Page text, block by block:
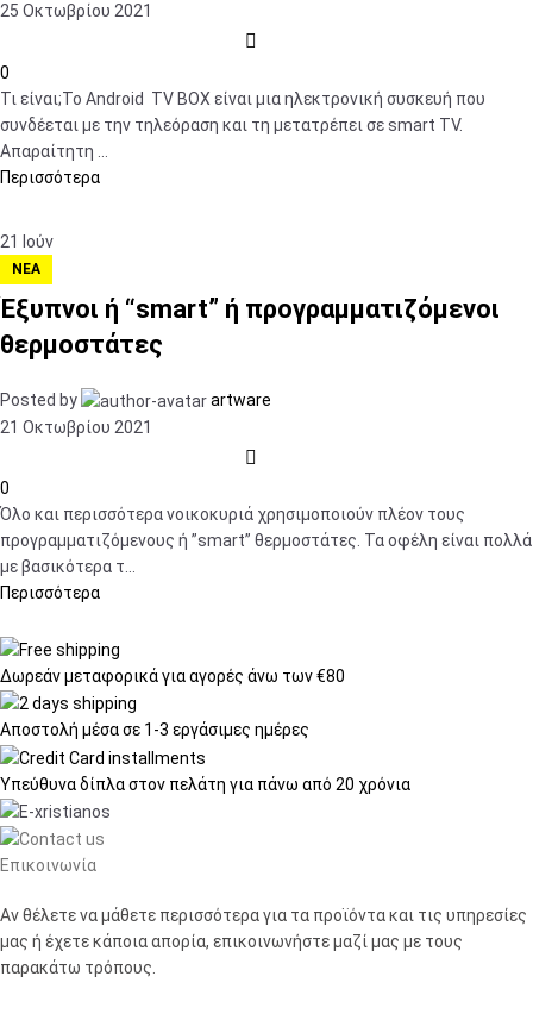
25 Οκτωβρίου 2021
0
Τι είναι;Το Android TV BOX είναι μια ηλεκτρονική συσκευή που
συνδέεται με την τηλεόραση και τη μετατρέπει σε smart TV.
Απαραίτητη ...
Περισσότερα
21 Ιούν
ΝΈΑ
Έξυπνοι ή “smart” ή προγραμματιζόμενοι
θερμοστάτες
Posted by
artware
21 Οκτωβρίου 2021
0
Όλο και περισσότερα νοικοκυριά χρησιμοποιούν πλέον τους
προγραμματιζόμενους ή ”smart” θερμοστάτες. Τα οφέλη είναι πολλά
με βασικότερα τ...
Περισσότερα
Δωρεάν μεταφορικάγια αγορές άνω των €80
Αποστολή μέσα σε 1-3 εργάσιμες ημέρες
Υπεύθυνα δίπλα στον πελάτη για πάνω από 20 χρόνια
Επικοινωνία
Αν θέλετε να μάθετε περισσότερα για τα προϊόντα και τις υπηρεσίες
μας ή έχετε κάποια απορία, επικοινωνήστε μαζί μας με τους
παρακάτω τρόπους.